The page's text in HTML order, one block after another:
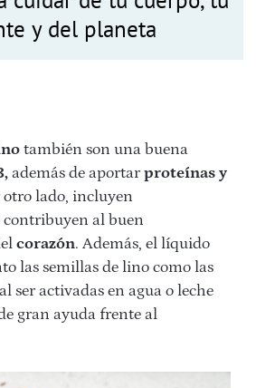
y del planeta
también son una buena
además de aportarproteínas y
otro lado, incluyen
al buen
corazón. Además, el líquido
las semillas de lino como las
ser activadas en agua o leche
gran ayuda frente al